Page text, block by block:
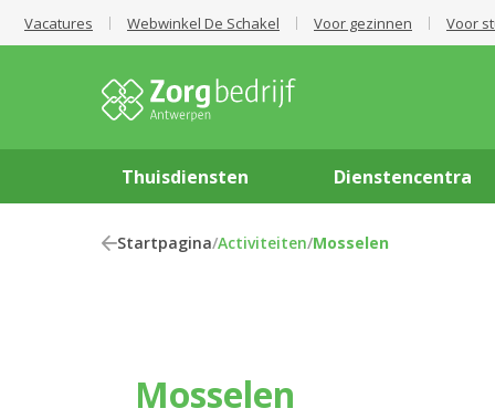
Vacatures Webwinkel De Schakel Voor gezinnen Voor
Thuisdiensten Dienstencentra
Startpagina/Activiteiten/Mosselen
Mosselen